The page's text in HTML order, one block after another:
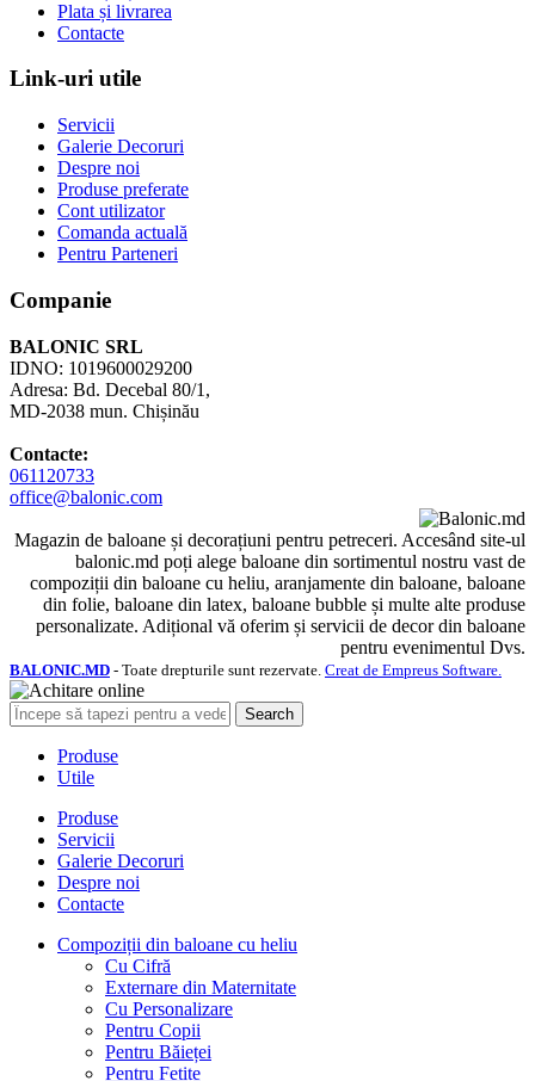
Plata și livrarea
Contacte
Link-uri utile
Servicii
Galerie Decoruri
Despre noi
Produse preferate
Cont utilizator
Comanda actuală
Pentru Parteneri
Companie
BALONIC SRL
IDNO: 1019600029200
Adresa: Bd. Decebal 80/1,
MD-2038 mun. Chișinău
Contacte:
061120733
office@balonic.com
Magazin de baloane și decorațiuni pentru petreceri. Accesând site-ul
balonic.md poți alege baloane din sortimentul nostru vast de
compoziții din baloane cu heliu, aranjamente din baloane, baloane
din folie, baloane din latex, baloane bubble și multe alte produse
personalizate. Adițional vă oferim și servicii de decor din baloane
pentru evenimentul Dvs.
BALONIC.MD - Toate drepturile sunt rezervate. Creat de Empreus Software.
Search
Produse
Utile
Produse
Servicii
Galerie Decoruri
Despre noi
Contacte
Compoziții din baloane cu heliu
Cu Cifră
Externare din Maternitate
Cu Personalizare
Pentru Copii
Pentru Băieței
Pentru Fetițe